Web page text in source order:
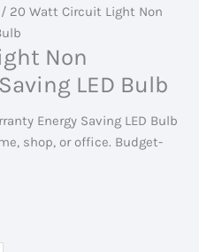
/ 20 Watt Circuit Light Non
Non
LED Bulb
Energy Saving LED Bulb
shop, or office. Budget-